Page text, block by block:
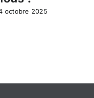
octobre 2025